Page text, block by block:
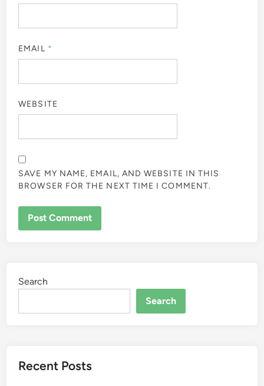
EMAIL *
WEBSITE
SAVE MY NAME, EMAIL, AND WEBSITE IN THIS
BROWSER FOR THE NEXT TIME I COMMENT.
Search
Search
Recent Posts